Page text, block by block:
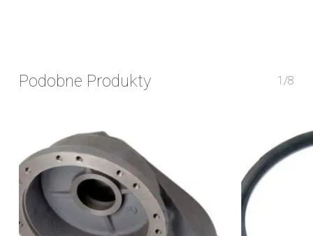
Podobne Produkty 1/8